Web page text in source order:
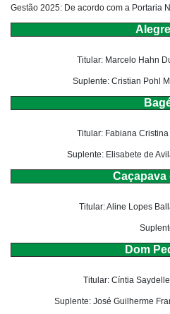
Gestão 2025: De acordo com a Portaria
Titular: Marcelo Hahn
Suplente: Cristian Pohl
Titular: Fabiana
Suplente: Elisabete de
Caçapava
Titular: Aline Lopes
Dom
Titular: Cíntia
Suplente: José Guilherme